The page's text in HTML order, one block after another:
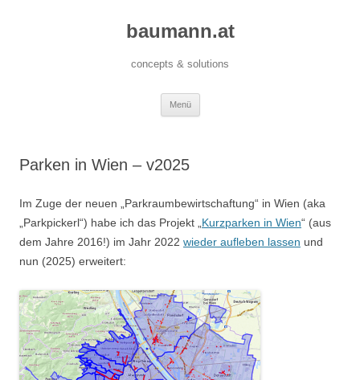
baumann.at
concepts & solutions
Menü
Parken in Wien – v2025
Im Zuge der neuen „Parkraumbewirtschaftung“ in Wien (aka
„Parkpickerl“) habe ich das Projekt „ Kurzparken in Wien“ (aus
dem Jahre 2016!) im Jahr 2022 wieder aufleben lassen und
nun (2025) erweitert: